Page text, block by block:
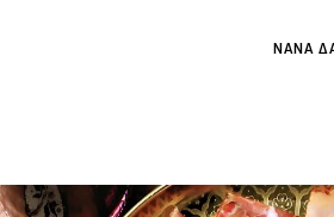
ΝΑΝΑ